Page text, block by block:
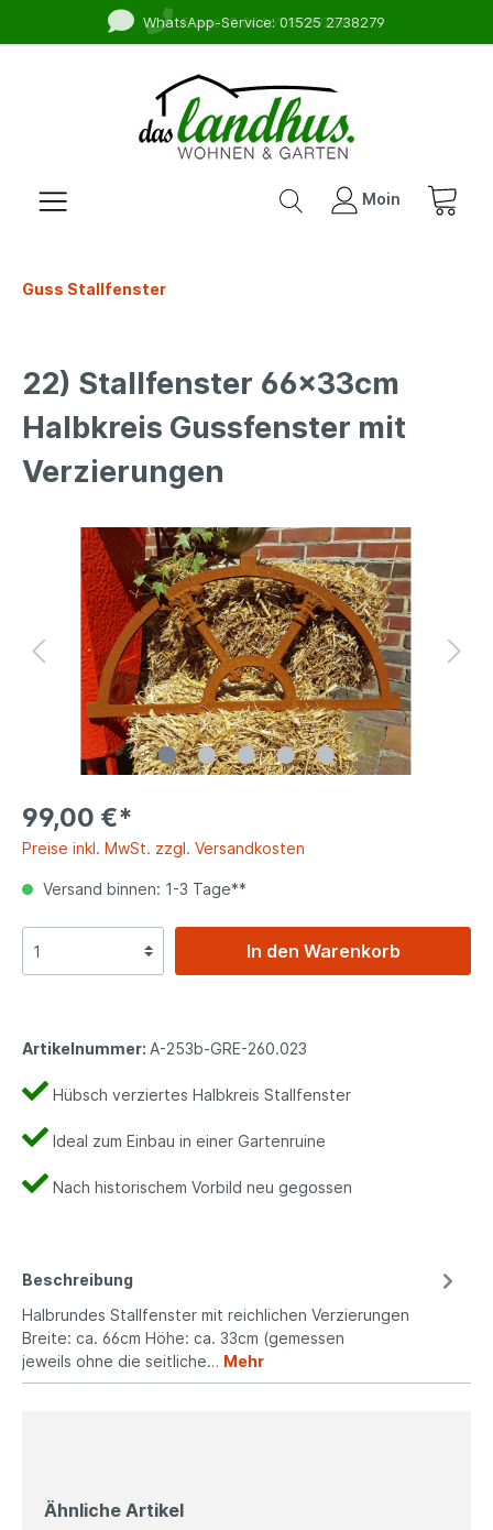
Fragen? 04461 8989728
WhatsApp-Service: 01525 2738279
Moin
Guss Stallfenster
22) Stallfenster 66x33cm
Halbkreis Gussfenster mit
Verzierungen
99,00 €*
Preise inkl. MwSt. zzgl. Versandkosten
Versand binnen: 1-3 Tage**
In den Warenkorb
Artikelnummer: A-253b-GRE-260.023
Hübsch verziertes Halbkreis Stallfenster
Ideal zum Einbau in einer Gartenruine
Nach historischem Vorbild neu gegossen
Beschreibung
Halbrundes Stallfenster mit reichlichen Verzierungen
Breite: ca. 66cm Höhe: ca. 33cm (gemessen
jeweils ohne die seitliche… Mehr
Ähnliche Artikel